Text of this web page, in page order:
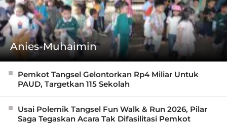
Anies-Muhaimin
Pemkot Tangsel Gelontorkan Rp4 Miliar Untuk
PAUD, Targetkan 115 Sekolah
Usai Polemik Tangsel Fun Walk & Run 2026, Pilar
Saga Tegaskan Acara Tak Difasilitasi Pemkot